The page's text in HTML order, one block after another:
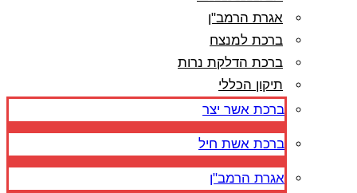
אגרת הרמב"ן
ברכת למנצח
ברכת הדלקת נרות
תיקון הכללי
ברכת אשר יצר
ברכת אשת חיל
אגרת הרמב"ן